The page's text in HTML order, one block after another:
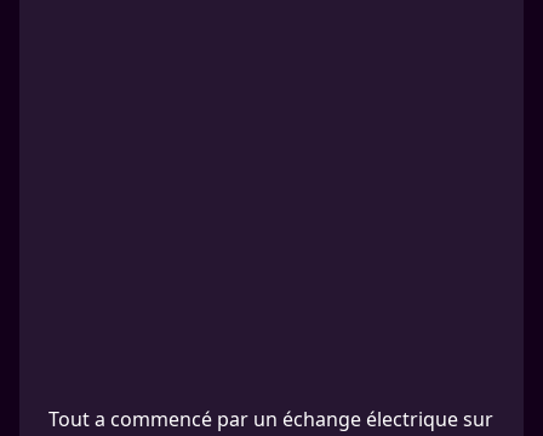
Tout a commencé par un échange électrique sur